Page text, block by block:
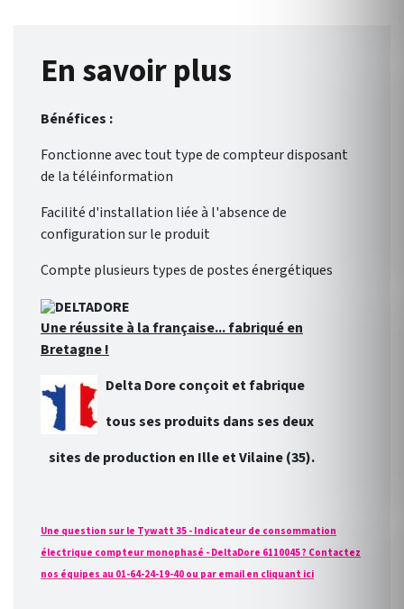
En savoir plus
Bénéfices :
Fonctionne avec tout type de compteur disposant
de la téléinformation
Facilité d'installation liée à l'absence de
configuration sur le produit
Compte plusieurs types de postes énergétiques
Une réussite à la française... fabriqué en
Bretagne !
Delta Dore conçoit et fabrique
tous ses produits dans ses deux
sites de production en Ille et Vilaine (35).
Une question sur le Tywatt 35 - Indicateur de consommation
électrique compteur monophasé - DeltaDore 6110045 ? Contactez
nos équipes au 01-64-24-19-40 ou par email en cliquant ici